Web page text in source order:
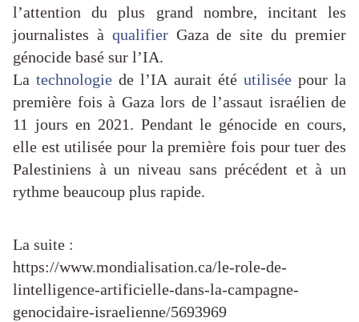
l’attention du plus grand nombre, incitant les
journalistes à qualifierGaza de site du premier
génocide basé sur l’IA.
Latechnologie de l’IA aurait été utiliséepour la
première fois à Gaza lors de l’assaut israélien de
11 jours en 2021. Pendant le génocide en cours,
elle est utilisée pour la première fois pour tuer des
Palestiniens à un niveau sans précédent et à un
rythme beaucoup plus rapide.
La suite :
https://www.mondialisation.ca/le-role-de-
lintelligence-artificielle-dans-la-campagne-
genocidaire-israelienne/5693969